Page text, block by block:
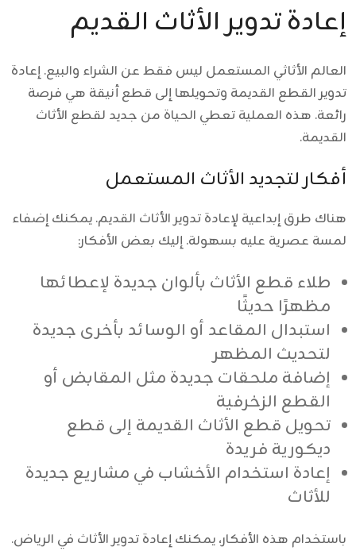
إعادة تدوير الأثاث القديم
العالم الأثاثي المستعمل ليس فقط عن الشراء والبيع. إعادة
تدوير القطع القديمة وتحويلها إلى قطع أنيقة هي فرصة
رائعة. هذه العملية تعطي الحياة من جديد لقطع الأثاث
القديمة.
أفكار لتجديد الأثاث المستعمل
هناك طرق إبداعية لإعادة تدوير الأثاث القديم. يمكنك إضفاء
لمسة عصرية عليه بسهولة. إليك بعض الأفكار:
طلاء قطع الأثاث بألوان جديدة لإعطائها
مظهرًا حديثًا
استبدال المقاعد أو الوسائد بأخرى جديدة
لتحديث المظهر
إضافة ملحقات جديدة مثل المقابض أو
القطع الزخرفية
تحويل قطع الأثاث القديمة إلى قطع
ديكورية فريدة
إعادة استخدام الأخشاب في مشاريع جديدة
للأثاث
باستخدام هذه الأفكار، يمكنك إعادة تدوير الأثاث في الرياض.